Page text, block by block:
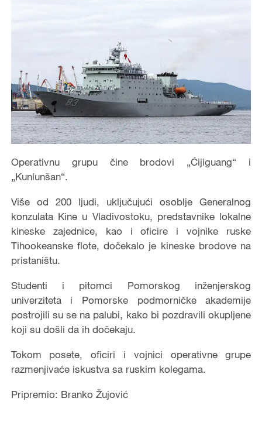
Operativnu grupu čine brodovi „Ćijiguang“ i
„Kunlunšan“.
Više od 200 ljudi, uključujući osoblje Generalnog
konzulata Kine u Vladivostoku, predstavnike lokalne
kineske zajednice, kao i oficire i vojnike ruske
Tihookeanske flote, dočekalo je kineske brodove na
pristaništu.
Studenti i pitomci Pomorskog inženjerskog
univerziteta i Pomorske podmorničke akademije
postrojili su se na palubi, kako bi pozdravili okupljene
koji su došli da ih dočekaju.
Tokom posete, oficiri i vojnici operativne grupe
razmenjivaće iskustva sa ruskim kolegama.
Pripremio: Branko Žujović